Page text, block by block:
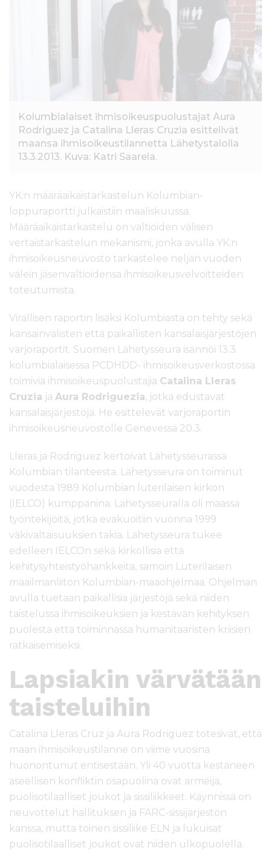
Kolumbialaiset ihmisoikeuspuolustajat Aura
Rodriguez ja Catalina Lleras Cruzia esittelivät
maansa ihmisoikeustilannetta Lähetystalolla
13.3.2013. Kuva: Katri Saarela.
YK:n määräaikaistarkastelun Kolumbian-
loppuraportti julkaistiin maaliskuussa.
Määräaikaistarkastelu on valtioiden välisen
vertaistarkastelun mekanismi, jonka avulla YK:n
ihmisoikeusneuvosto tarkastelee neljän vuoden
välein jäsenvaltioidensa ihmisoikeusvelvoitteiden
toteutumista.
Virallisen raportin lisäksi Kolumbiasta on tehty sekä
kansainvälisten että paikallisten kansalaisjärjestöjen
varjoraportit. Suomen Lähetysseura isännöi 13.3.
kolumbialaisessa PCDHDD- ihmisoikeusverkostossa
toimivia ihmisoikeuspuolustajia Catalina Lleras
Cruzia ja Aura Rodriguezia, jotka edustavat
kansalaisjärjestöjä. He esittelevät varjoraportin
ihmisoikeusneuvostolle Genevessä 20.3.
Lleras ja Rodriguez kertoivat Lähetysseurassa
Kolumbian tilanteesta. Lähetysseura on toiminut
vuodesta 1989 Kolumbian luterilaisen kirkon
(IELCO) kumppanina. Lähetysseuralla oli maassa
työntekijöitä, jotka evakuoitiin vuonna 1999
väkivaltaisuuksien takia. Lähetysseura tukee
edelleen IELCOn sekä kirkollisia että
kehitysyhteistyöhankkeita, samoin Luterilaisen
maailmanliiton Kolumbian-maaohjelmaa. Ohjelman
avulla tuetaan paikallisia järjestöjä sekä niiden
taistelussa ihmisoikeuksien ja kestävän kehityksen
puolesta että toiminnassa humanitaaristen kriisien
ratkaisemiseksi.
Lapsiakin värvätään
taisteluihin
Catalina Lleras Cruz ja Aura Rodriguez totesivat, että
maan ihmisoikeustilanne on viime vuosina
huonontunut entisestään. Yli 40 vuotta kestäneen
aseellisen konfliktin osapuolina ovat armeija,
puolisotilaalliset joukot ja sissiliikkeet. Käynnissä on
neuvottelut hallituksen ja FARC-sissijärjestön
kanssa, mutta toinen sissiliike ELN ja lukuisat
puolisotilaalliset joukot ovat niiden ulkopuolella.